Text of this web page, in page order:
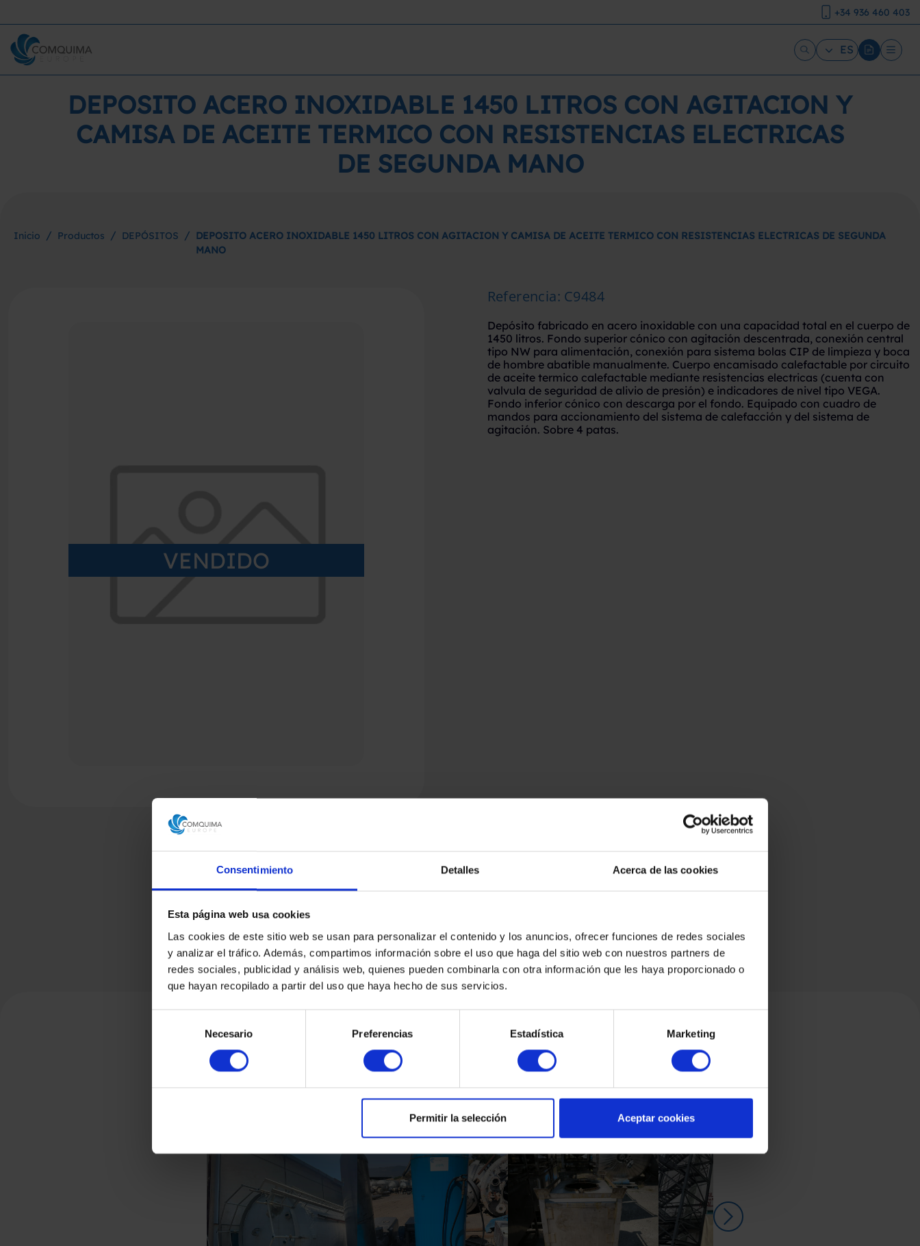
Consentimiento Detalles Acerca de las cookies
Esta página web usa cookies
Las cookies de este sitio web se usan para personalizar el contenido y los anuncios, ofrecer funciones de redes sociales
y analizar el tráfico. Además, compartimos información sobre el uso que haga del sitio web con nuestros partners de
redes sociales, publicidad y análisis web, quienes pueden combinarla con otra información que les haya proporcionado o
que hayan recopilado a partir del uso que haya hecho de sus servicios.
consentimiento
Necesario Preferencias Estadística Marketing
Permitir la selección Aceptar cookies
+34 936 460 403
ES
DEPOSITO ACERO INOXIDABLE 1450 LITROS CON AGITACION Y
CAMISA DE ACEITE TERMICO CON RESISTENCIAS ELECTRICAS
DE SEGUNDA MANO
Inicio / Productos / DEPÓSITOS / DEPOSITO ACERO INOXIDABLE 1450 LITROS CON AGITACION Y CAMISA DE ACEITE TERMICO CON RESISTENCIAS ELECTRICAS DE SEGUNDA
MANO
VENDIDO
Referencia: C9484
Depósito fabricado en acero inoxidable con una capacidad total en el cuerpo de
1450 litros. Fondo superior cónico con agitación descentrada, conexión central
tipo NW para alimentación, conexión para sistema bolas CIP de limpieza y boca
de hombre abatible manualmente. Cuerpo encamisado calefactable por circuito
de aceite termico calefactable mediante resistencias electricas (cuenta con
valvula de seguridad de alivio de presión) e indicadores de nivel tipo VEGA.
Fondo inferior cónico con descarga por el fondo. Equipado con cuadro de
mandos para accionamiento del sistema de calefacción y del sistema de
agitación. Sobre 4 patas.
Productos Relacionados